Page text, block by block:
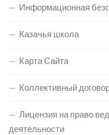
Информационная
Казачья школа
Карта Сайта
Коллективный
Лицензия на право
деятельности